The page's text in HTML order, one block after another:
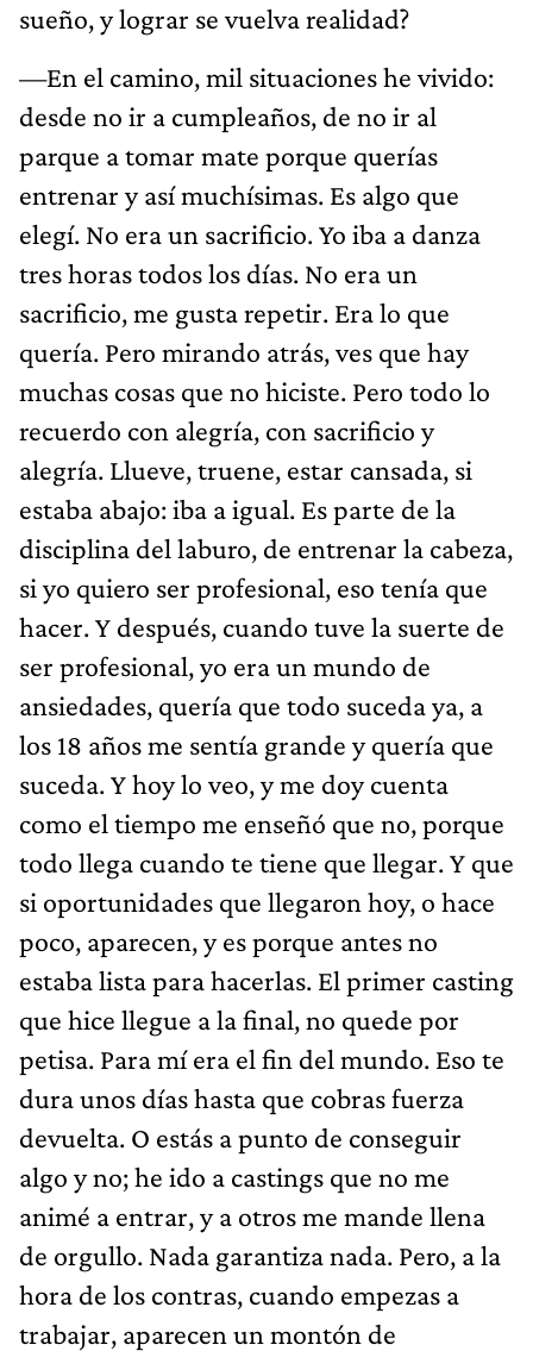
sueño, y lograr se vuelva realidad?
—En el camino, mil situaciones he vivido:
desde no ir a cumpleaños, de no ir al
parque a tomar mate porque querías
entrenar y así muchísimas. Es algo que
elegí. No era un sacrificio. Yo iba a danza
tres horas todos los días. No era un
sacrificio, me gusta repetir. Era lo que
quería. Pero mirando atrás, ves que hay
muchas cosas que no hiciste. Pero todo lo
recuerdo con alegría, con sacrificio y
alegría. Llueve, truene, estar cansada, si
estaba abajo: iba a igual. Es parte de la
disciplina del laburo, de entrenar la cabeza,
si yo quiero ser profesional, eso tenía que
hacer. Y después, cuando tuve la suerte de
ser profesional, yo era un mundo de
ansiedades, quería que todo suceda ya, a
los 18 años me sentía grande y quería que
suceda. Y hoy lo veo, y me doy cuenta
como el tiempo me enseñó que no, porque
todo llega cuando te tiene que llegar. Y que
si oportunidades que llegaron hoy, o hace
poco, aparecen, y es porque antes no
estaba lista para hacerlas. El primer casting
que hice llegue a la final, no quede por
petisa. Para mí era el fin del mundo. Eso te
dura unos días hasta que cobras fuerza
devuelta. O estás a punto de conseguir
algo y no; he ido a castings que no me
animé a entrar, y a otros me mande llena
de orgullo. Nada garantiza nada. Pero, a la
hora de los contras, cuando empezas a
trabajar, aparecen un montón de